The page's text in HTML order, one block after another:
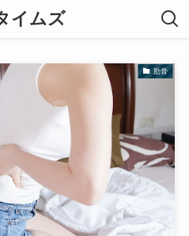
イムズ
肋骨